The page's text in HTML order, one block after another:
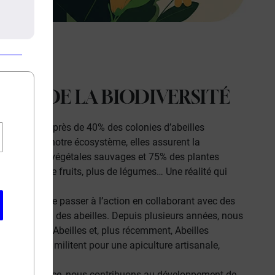
DE LA BIODIVERSITÉ
années, près de 40% des colonies d’abeilles
à notre écosystème, elles assurent la
espèces végétales sauvages et 75% des plantes
plus de fruits, plus de légumes… Une réalité qui
décidé de passer à l’action en collaborant avec des
des abeilles. Depuis plusieurs années, nous
Toit pour les Abeilles et, plus récemment, Abeilles
militent pour une apiculture artisanale,